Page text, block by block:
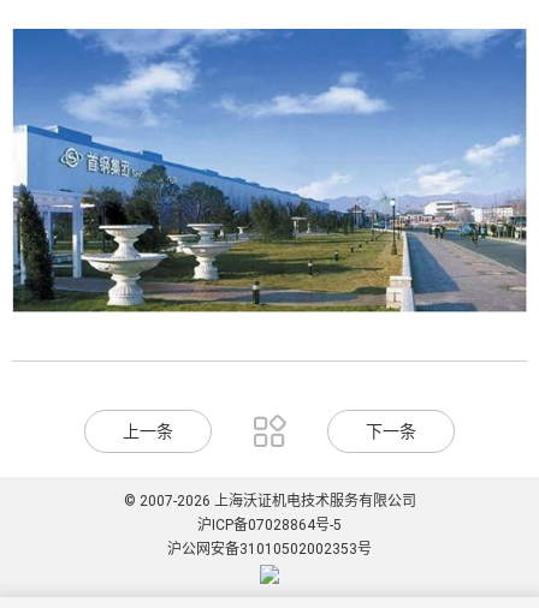
上一条  下一条
© 2007-2026 上海沃证机电技术服务有限公司
沪ICP备07028864号-5
沪公网安备31010502002353号